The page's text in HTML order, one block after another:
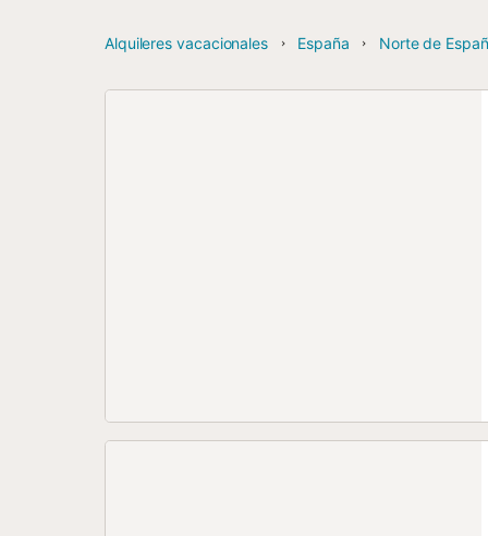
Alquileres vacacionales España Norte de